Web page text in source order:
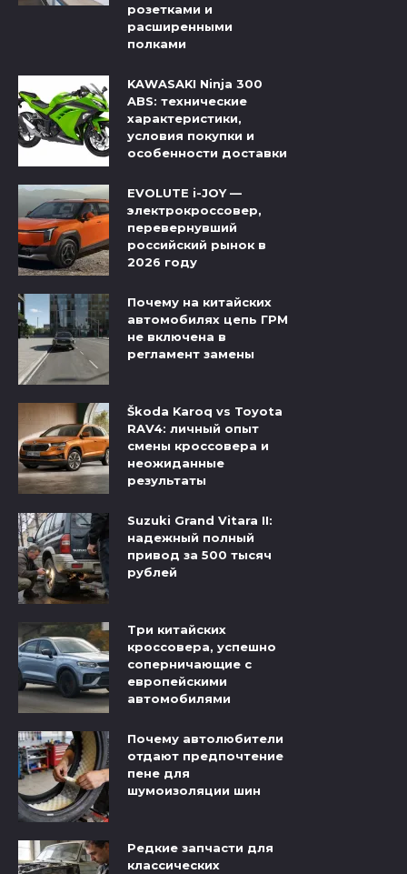
розетками и
расширенными
полками
KAWASAKI Ninja 300
ABS: технические
характеристики,
условия покупки и
особенности доставки
EVOLUTE i-JOY —
электрокроссовер,
перевернувший
российский рынок в
2026 году
Почему на китайских
автомобилях цепь ГРМ
не включена в
регламент замены
Škoda Karoq vs Toyota
RAV4: личный опыт
смены кроссовера и
неожиданные
результаты
Suzuki Grand Vitara II:
надежный полный
привод за 500 тысяч
рублей
Три китайских
кроссовера, успешно
соперничающие с
европейскими
автомобилями
Почему автолюбители
отдают предпочтение
пене для
шумоизоляции шин
Редкие запчасти для
классических